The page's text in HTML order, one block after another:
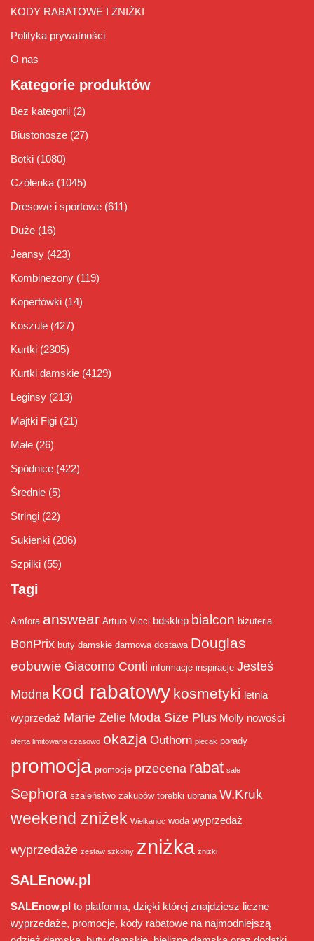
KODY RABATOWE I ZNIŻKI
Polityka prywatności
O nas
Kategorie produktów
Bez kategorii (2)
Biustonosze (27)
Botki (1080)
Czółenka (1045)
Dresowe i sportowe (611)
Duże (16)
Jeansy (423)
Kombinezony (119)
Kopertówki (14)
Koszule (427)
Kurtki (2305)
Kurtki damskie (4129)
Leginsy (213)
Majtki Figi (21)
Małe (26)
Spódnice (422)
Średnie (5)
Stringi (22)
Sukienki (206)
Szpilki (55)
Tagi
Amfora answear Arturo Vicci bdsklep bialcon biżuteria
BonPrix buty damskie darmowa dostawa Douglas
eobuwie Giacomo Conti informacje inspiracje Jesteś
Modna kod rabatowy kosmetyki letnia
wyprzedaż Marie Zelie Moda Size Plus Molly nowości
oferta limitowana czasowo okazja Outhorn plecak porady
promocja promocje przecena rabat sale
Sephora szaleństwo zakupów torebki ubrania W.Kruk
weekend zniżek Wielkanoc woda wyprzedaż
wyprzedaże zestaw szkolny zniżka zniżki
SALEnow.pl
SALEnow.pl to platforma, dzięki której znajdziesz liczne
wyprzedaże, promocje, kody rabatowe na najmodniejszą